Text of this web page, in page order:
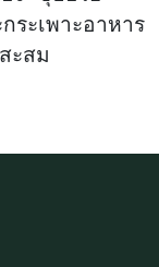
ระเพาะอาหาร
ะสม